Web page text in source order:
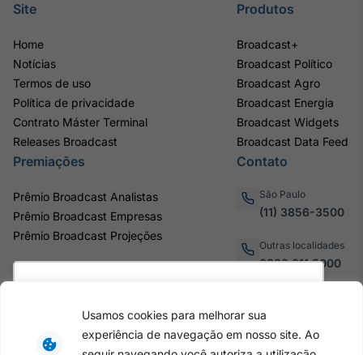
como você interage em nosso site e
personalizar conteúdo. Ao utilizar este site, você
Usamos cookies para melhorar sua
experiência de navegação em nosso site. Ao
Site
Home
Notícias
Termos de uso
Política de privacidade
Contrato Máster Terminal
Releases Broadcast
Produtos
Broadcast+
Broadcast Político
Broadcast Agro
Broadcast Energia
Broadcast Widgets
Broadcast Data Feed
Premiações
Prêmio Broadcast Analistas
Prêmio Broadcast Empresas
Prêmio Broadcast Projeções
Contato
São Paulo
(11) 3856-3500
Outras localidades
0800.011.3000
Av. Eng. Caetano Álvares, 55
- 3º e 6º andar, Bairro do